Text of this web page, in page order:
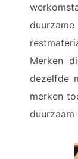
Merken
dezelfde
merken
duurzaam